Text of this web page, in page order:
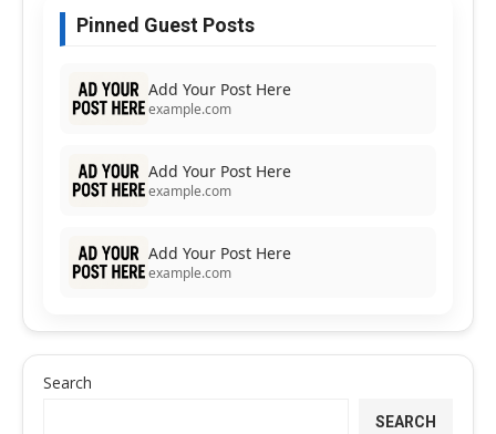
Pinned Guest Posts
Add Your Post Here
example.com
Add Your Post Here
example.com
Add Your Post Here
example.com
Search
SEARCH